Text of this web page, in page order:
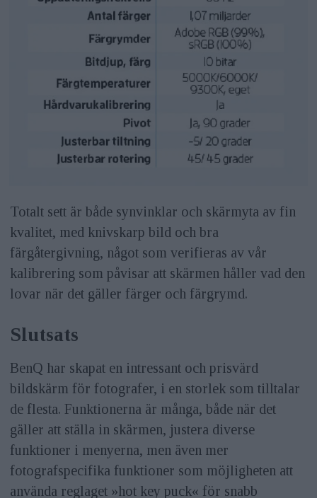
Totalt sett är både synvinklar och skärmyta av fin
kvalitet, med knivskarp bild och bra
färgåtergivning, något som verifieras av vår
kalibrering som påvisar att skärmen håller vad den
lovar när det gäller färger och färgrymd.
Slutsats
BenQ har skapat en intressant och prisvärd
bildskärm för fotografer, i en storlek som tilltalar
de flesta. Funktionerna är många, både när det
gäller att ställa in skärmen, justera diverse
funktioner i menyerna, men även mer
fotografspecifika funktioner som möjligheten att
använda reglaget »hot key puck« för snabb